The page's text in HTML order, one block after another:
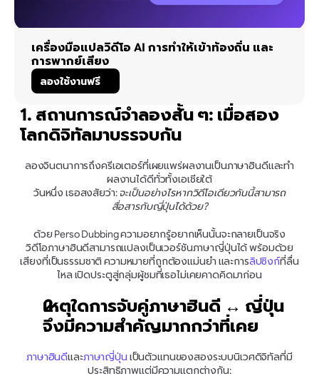
เครื่องมือแปลวิดีโอ AI การทำให้เข้าท้องถิ่น และ
การพากย์เสียง
ลองใช้งานฟรี
1. สถานการณ์จำลองสั้น ๆ: เมื่อสอง
โลกดิจิทัลมาบรรจบกัน
ลองจินตนาการถึงครีเอเตอร์ที่เผยแพร่ผลงานเป็นภาษาฮินดีและทำ
ผลงานได้ดีทั่วทั้งเอเชียใต้
วันหนึ่ง เธอสงสัยว่า: จะเป็นอย่างไรหากวิดีโอเดียวกันนี้สามารถ
สื่อสารกับญี่ปุ่นได้ด้วย?
ด้วย Perso Dubbing ความอยากรู้อยากเห็นนั้นจะกลายเป็นจริง
วิดีโอภาษาฮินดีสามารถแปลงเป็นเวอร์ชันภาษาญี่ปุ่นได้ พร้อมด้วย
เสียงที่เป็นธรรมชาติ ความหมายที่ถูกต้องแม่นยำ และการลิปซิงก์ที่ลื่น
ไหล เปิดประตูสู่กลุ่มผู้ชมที่เธอไม่เคยคาดคิดมาก่อน
เหตุใดการจับคู่ภาษาฮินดี ↔ ญี่ปุ่น
จึงมีความสำคัญมากกว่าที่เคย
ภาษาฮินดีและภาษาญี่ปุ่น เป็นตัวแทนของสองระบบนิเวศดิจิทัลที่มี
ประสิทธิภาพแต่มีความแตกต่างกัน: